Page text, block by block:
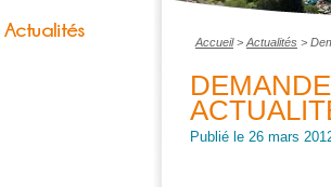
Accueil> Actualités >
Publié le 26 mars